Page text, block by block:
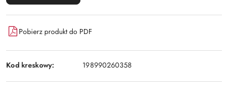
Pobierz produkt do PDF
Kod kreskowy: 198990260358